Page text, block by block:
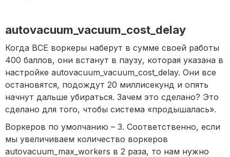
autovacuum_vacuum_cost_delay
Когда ВСЕ воркеры наберут в сумме своей работы
400 баллов, они встанут в паузу, которая указана в
настройке autovacuum_vacuum_cost_delay. Они все
остановятся, подождут 20 миллисекунд и опять
начнут дальше убираться. Зачем это сделано? Это
сделано для того, чтобы система «продышалась».
Воркеров по умолчанию – 3. Соответственно, если
мы увеличиваем количество воркеров
autovacuum_max_workers в 2 раза, то нам нужно